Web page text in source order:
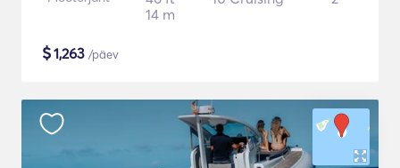
14 m
$1,263 /päev